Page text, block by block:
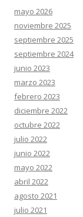
mayo 2026
noviembre 2025
septiembre 2025
septiembre 2024
junio 2023
marzo 2023
febrero 2023
diciembre 2022
octubre 2022
julio 2022
junio 2022
mayo 2022
abril 2022
agosto 2021
julio 2021